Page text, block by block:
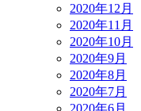
2020年12月
2020年11月
2020年10月
2020年9月
2020年8月
2020年7月